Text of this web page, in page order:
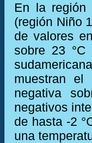
En la región
(región Niño
de valores
sobre 23
muestran el
negativa
negativos
de hasta -2
una